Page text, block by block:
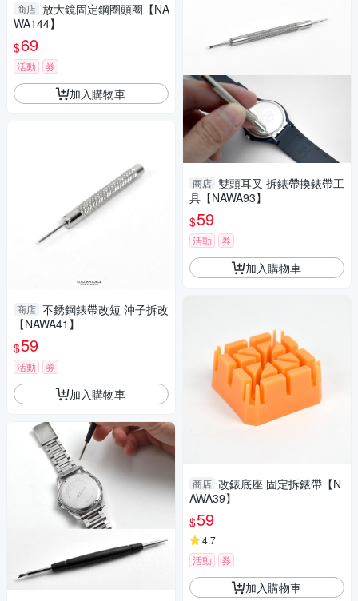
商店 放大鏡固定鋼圈頭圈【NA
WA144】
$69
活動 券
加入購物車
商店 不銹鋼錶帶改短 沖子拆改
【NAWA41】
$59
活動 券
加入購物車
商店 雙頭耳叉 拆錶帶換錶帶工
具【NAWA93】
$59
活動 券
加入購物車
商店 改錶底座 固定拆錶帶【N
AWA39】
$59
4.7
活動
券
加入購物車